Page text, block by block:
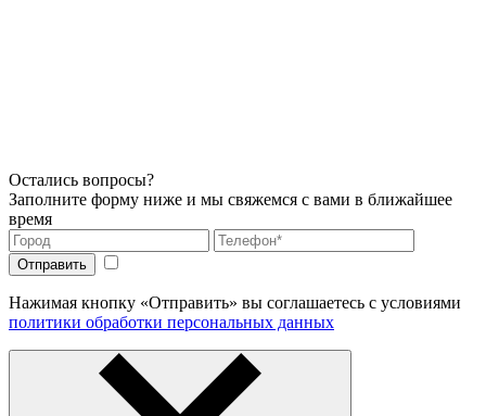
Остались вопросы?
Заполните форму ниже и мы свяжемся с вами в ближайшее
время
Нажимая кнопку «Отправить» вы соглашаетесь с условиями
политики обработки персональных данных